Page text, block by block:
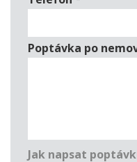
Poptávka po
Jak napsat